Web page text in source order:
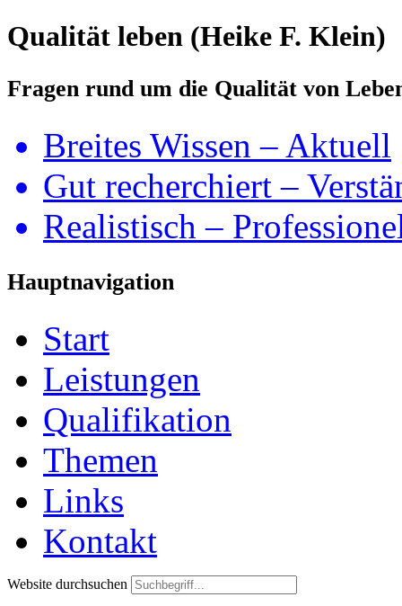
Qualität leben (Heike F. Klein)
Fragen rund um die Qualität von
Breites Wissen – Aktuell
Gut recherchiert –
Realistisch –
Hauptnavigation
Start
Leistungen
Qualifikation
Themen
Links
Kontakt
Website durchsuchen